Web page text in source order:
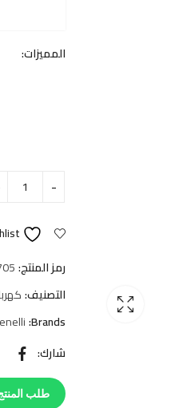
المميزات:
رمز المنتج:
التصنيف:
Brands:
شارك:
طلب